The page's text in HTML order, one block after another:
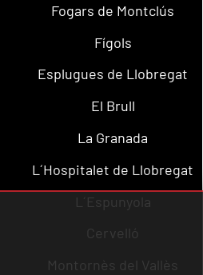
Fogars de Montclús
Fígols
Esplugues de Llobregat
El Brull
La Granada
L´Hospitalet de Llobregat
L´Espunyola
Cervelló
Montornès del Vallès